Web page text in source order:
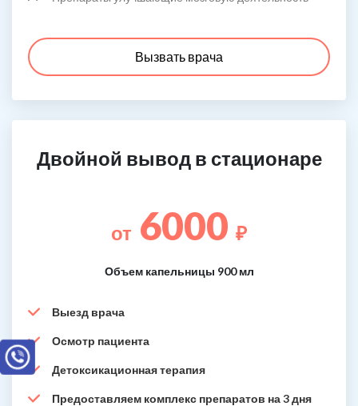
Вызвать врача
Двойной вывод в стационаре
от 6000 ₽
Объем капельницы 900 мл
Выезд врача
Осмотр пациента
Детоксикационная терапия
Предоставляем комплекс препаратов на 3 дня